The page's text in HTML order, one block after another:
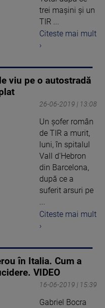
trei maşini şi un
TIR ...
Citeste mai mult
›
viu pe o autostradă
26-06-2019 | 13:08
Un șofer român
de TIR a murit,
luni, în spitalul
Vall d'Hebron
din Barcelona,
după ce a
suferit arsuri pe
...
Citeste mai mult
›
în Italia. Cum a
VIDEO
16-06-2019 | 15:39
Gabriel Bocra